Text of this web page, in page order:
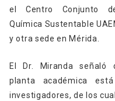
el Centro Conjunto
Química Sustentable
y otra sede en Mérida.
El Dr. Miranda señaló
planta académica
investigadores, de los